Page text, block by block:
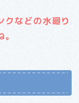
クなどの水廻り